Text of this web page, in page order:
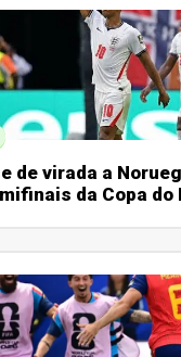
de virada a
da Copa do